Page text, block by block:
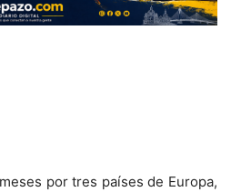
por tres países de Europa,